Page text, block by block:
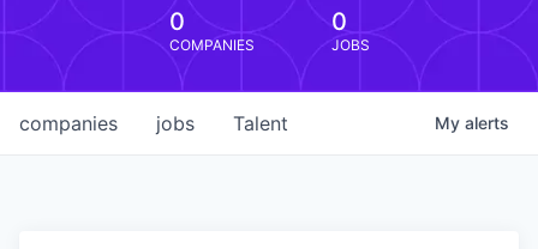
0
COMPANIES
0
JOBS
jobs
companies Talent My alerts